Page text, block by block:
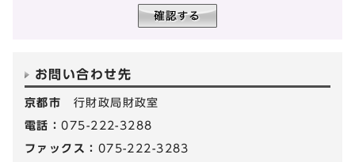
お問い合わせ先
京都市 行財政局財政室
電話：075-222-3288
ファックス： 075-222-3283